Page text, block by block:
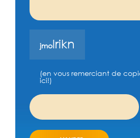
jmolrikn
(en vous remerciant de
ici!)